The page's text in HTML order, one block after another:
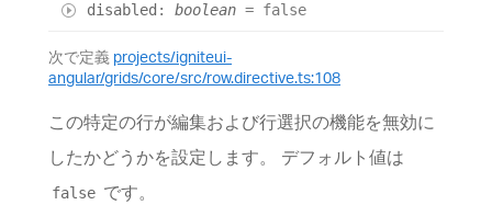
disabled : boolean = false
次で定義 projects/igniteui-
angular/grids/core/src/row.directive.ts:108
この特定の行が編集および行選択の機能を無効に
したかどうかを設定します。 デフォルト値は
false です。